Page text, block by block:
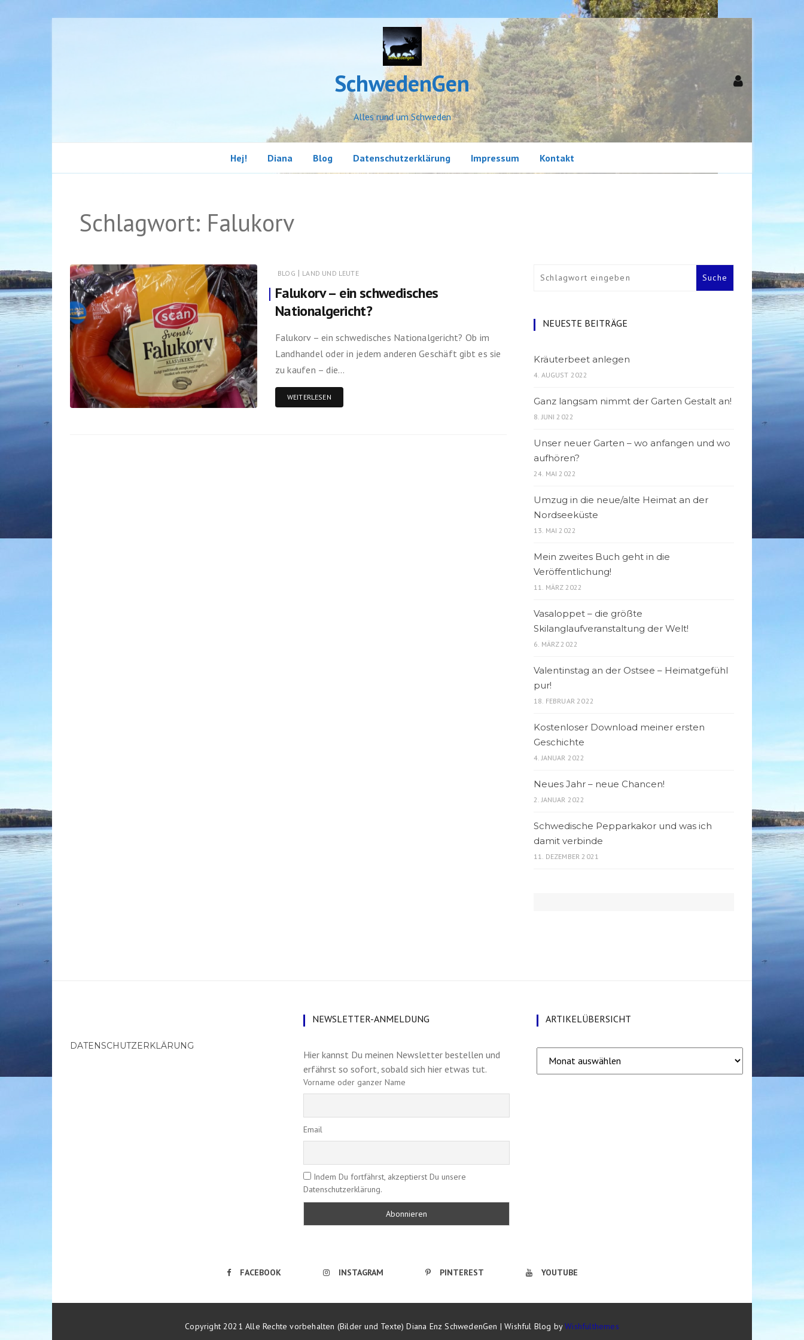
SchwedenGen
Alles rund um Schweden
Hej! Diana Blog
Rezepte
Datenschutzerklärung Impressum Kontakt
Schlagwort: Falukorv
BLOG | LAND UND LEUTE
Falukorv – ein schwedisches
Nationalgericht?
Falukorv – ein schwedisches Nationalgericht? Ob im
Landhandel oder in jedem anderen Geschäft gibt es sie
zu kaufen – die…
WEITERLESEN
NEUESTE BEITRÄGE
Kräuterbeet anlegen
4. AUGUST 2022
Ganz langsam nimmt der Garten Gestalt an!
8. JUNI 2022
Unser neuer Garten – wo anfangen und wo
aufhören?
24. MAI 2022
Umzug in die neue/alte Heimat an der
Nordseeküste
13. MAI 2022
Mein zweites Buch geht in die
Veröffentlichung!
11. MÄRZ 2022
Vasaloppet – die größte
Skilanglaufveranstaltung der Welt!
6. MÄRZ 2022
Valentinstag an der Ostsee – Heimatgefühl
pur!
18. FEBRUAR 2022
Kostenloser Download meiner ersten
Geschichte
4. JANUAR 2022
Neues Jahr – neue Chancen!
2. JANUAR 2022
Schwedische Pepparkakor und was ich
damit verbinde
11. DEZEMBER 2021
DATENSCHUTZERKLÄRUNG
NEWSLETTER-ANMELDUNG
Hier kannst Du meinen Newsletter bestellen und
erfährst so sofort, sobald sich hier etwas tut.
Vorname oder ganzer Name
Email
Indem Du fortfährst, akzeptierst Du unsere
Datenschutzerklärung.
ARTIKELÜBERSICHT
FACEBOOK INSTAGRAM PINTEREST YOUTUBE
Copyright 2021 Alle Rechte vorbehalten (Bilder und Texte) Diana Enz SchwedenGen | Wishful Blog byWishfulthemes